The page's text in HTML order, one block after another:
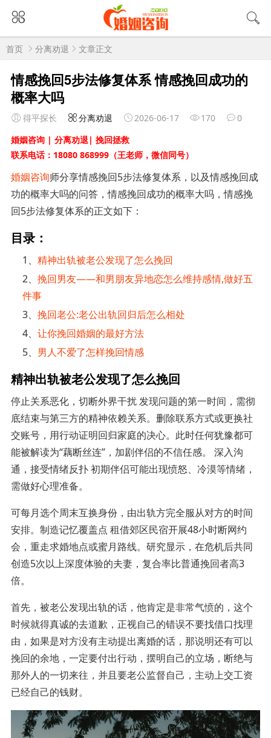
首页 分离劝退 文章正文
情感挽回5步法修复体系 情感挽回成功的
概率大吗
得平探长 分离劝退 2026-06-17 170
0
婚姻咨询 | 分离劝退| 挽回拯救
联系电话：18080 868999（王老师，微信同号）
婚姻咨询师分享情感挽回5步法修复体系，以及情感挽回成
功的概率大吗的问答，情感挽回成功的概率大吗，情感挽
回5步法修复体系的正文如下：
目录：
1、精神出轨被老公发现了怎么挽回
2、挽回男友——和男朋友异地恋怎么维持感情,做好五
件事
3、挽回老公:老公出轨回归后怎么相处
4、让你挽回婚姻的最好方法
5、 男人不爱了怎样挽回情感
精神出轨被老公发现了怎么挽回
停止关系恶化，切断外界干扰 发现问题的第一时间，需彻
底结束与第三方的精神依赖关系。删除联系方式或更换社
交账号，用行动证明回归家庭的决心。此时任何犹豫都可
能被解读为“藕断丝连”，加剧伴侣的不信任感。 深入沟
通，接受情绪反扑 初期伴侣可能出现愤怒、冷漠等情绪，
需做好心理准备。
可每月选个周末互换身份，由出轨方完全服从对方的时间
安排。制造记忆覆盖点 租借郊区民宿开展48小时断网约
会，重走求婚地点或蜜月路线。研究显示，在危机后共同
创造5次以上深度体验的夫妻，复合率比普通挽回者高3
倍。
首先，被老公发现出轨的话，他肯定是非常气愤的，这个
时候就得真诚的去道歉，正视自己的错误不要找借口找理
由，如果是对方没有主动提出离婚的话，那说明还有可以
挽回的余地，一定要付出行动，摆明自己的立场，断绝与
那外人的一切来往，并且要老公监督自己，主动上交工资
已经自己的钱财。